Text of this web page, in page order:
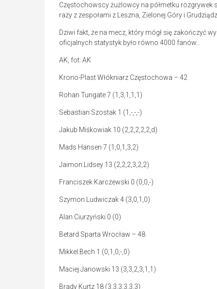
Częstochowscy żużlowcy na półmetku rozgrywek
razy z zespołami z Leszna, Zielonej Góry i
Dziwi fakt, że na mecz, który mógł się zakończyć
oficjalnych statystyk było równo 4000 fanów…
AK, fot: AK
Krono-Plast Włókniarz Częstochowa – 42
Rohan Tungate 7 (1,3,1,1,1)
Sebastian Szostak 1 (1,-,-,-)
Jakub Miśkowiak 10 (2,2,2,2,2,d)
Mads Hansen 7 (1,0,1,3,2)
Jaimon Lidsey 13 (2,2,2,3,2,2)
Franciszek Karczewski 0 (0,0,-)
Szymon Ludwiczak 4 (3,0,1,0)
Alan Ciurzyński 0 (0)
Betard Sparta Wrocław – 48
Mikkel Bech 1 (0,1,0,-,0)
Maciej Janowski 13 (3,3,2,3,1,1)
Brady Kurtz 18 (3,3,3,3,3,3)